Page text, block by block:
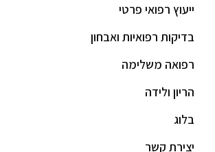
ייעוץ רפואי פרטי
בדיקות רפואיות ואבחון
רפואה משלימה
הריון ולידה
בלוג
יצירת קשר